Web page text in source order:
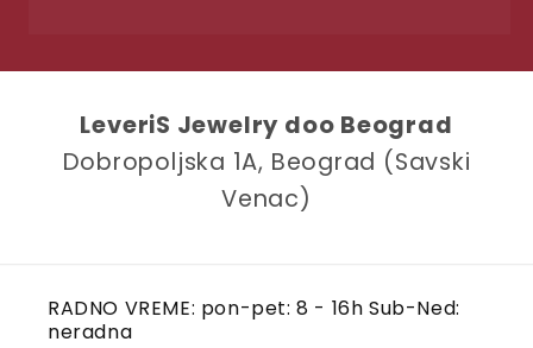
LeveriS Jewelry doo Beograd
Dobropoljska 1A, Beograd (Savski
Venac)
RADNO VREME: pon-pet: 8 - 16h Sub-Ned:
neradna